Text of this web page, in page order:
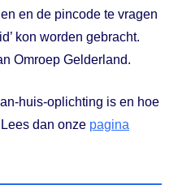
en de pincode te vragen
kon worden gebracht.
Omroep Gelderland.
huis-oplichting is en hoe
dan onze pagina